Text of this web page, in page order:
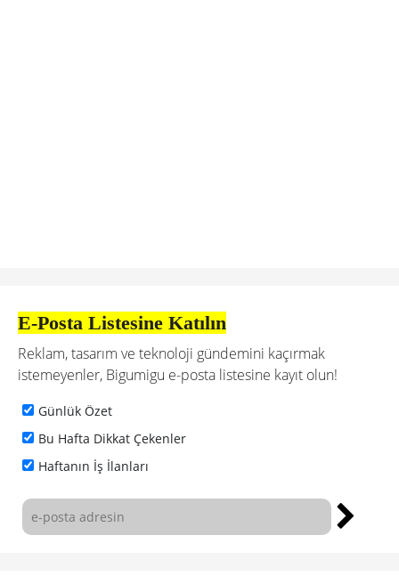
E-Posta Listesine Katılın
Reklam, tasarım ve teknoloji gündemini kaçırmak
istemeyenler, Bigumigu e-posta listesine kayıt olun!
Günlük Özet
Bu Hafta Dikkat Çekenler
Haftanın İş İlanları